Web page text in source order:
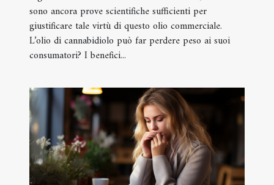
sono ancora prove scientifiche sufficienti per
giustificare tale virtù di questo olio commerciale.
L’olio di cannabidiolo può far perdere peso ai suoi
consumatori? I benefici...